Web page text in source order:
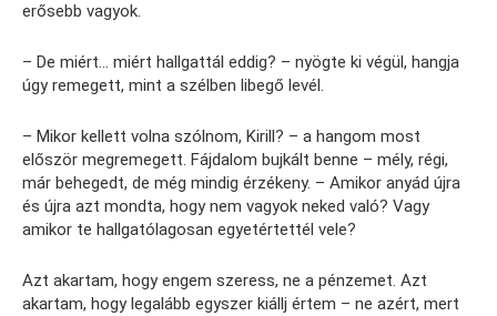
erősebb vagyok.
– De miért… miért hallgattál eddig? – nyögte ki végül, hangja
úgy remegett, mint a szélben libegő levél.
– Mikor kellett volna szólnom, Kirill? – a hangom most
először megremegett. Fájdalom bujkált benne – mély, régi,
már behegedt, de még mindig érzékeny. – Amikor anyád újra
és újra azt mondta, hogy nem vagyok neked való? Vagy
amikor te hallgatólagosan egyetértettél vele?
Azt akartam, hogy engem szeress, ne a pénzemet. Azt
akartam, hogy legalább egyszer kiállj értem – ne azért, mert